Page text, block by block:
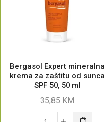
Bergasol Expert mineralna
krema za zaštitu od sunca
SPF 50, 50 ml
35,85 KM